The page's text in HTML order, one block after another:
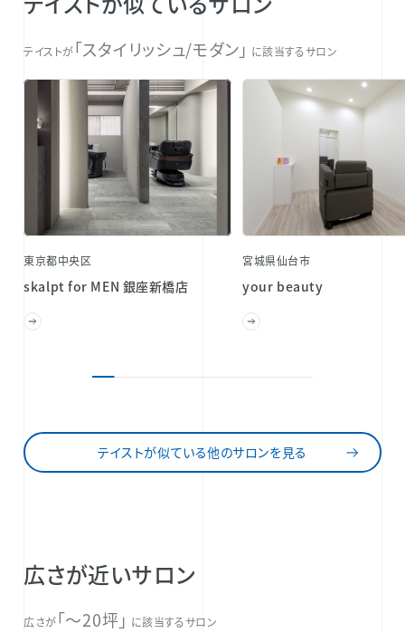
テイストが「スタイリッシュ/モダン」 に該当するサロン
東京都中央区
skalpt for MEN 銀座新橋店
宮城県仙台市
your beauty
テイストが似ている他のサロンを見る
広さが近いサロン
広さが「〜20坪」 に該当するサロン